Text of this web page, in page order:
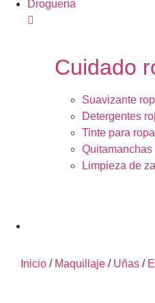
Droguería
Cuidado
Suavizante
Detergentes
Tinte para ropa
Quitamanchas
Limpieza de
Inicio / Maquillaje / Uñas /